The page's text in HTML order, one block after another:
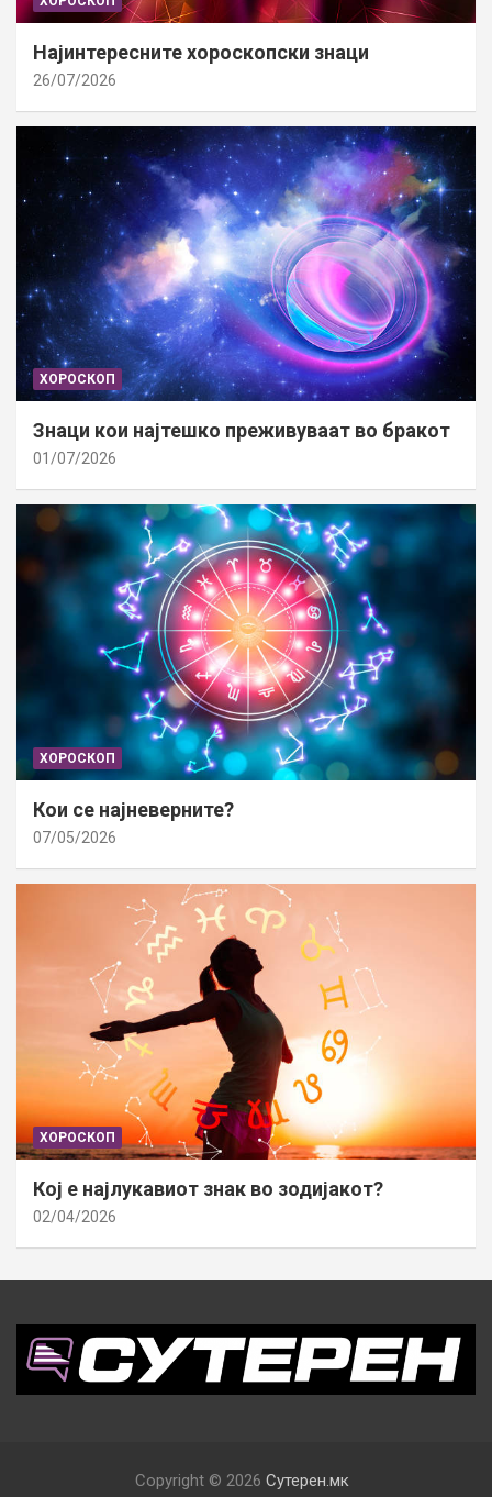
Најинтересните хороскопски знаци
26/07/2026
ХОРОСКОП
Знаци кои најтешко преживуваат во бракот
01/07/2026
ХОРОСКОП
Кои се најневерните?
07/05/2026
ХОРОСКОП
Кој е најлукавиот знак во зодијакот?
02/04/2026
Copyright © 2026 Сутерен.мк